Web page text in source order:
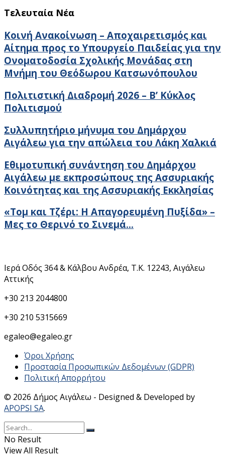
Τελευταία Νέα
Κοινή Ανακοίνωση – Αποχαιρετισμός και
Αίτημα προς το Υπουργείο Παιδείας για την
Ονοματοδοσία Σχολικής Μονάδας στη
Μνήμη του Θεόδωρου Κατσωνόπουλου
Πολιτιστική Διαδρομή 2026 – Β’ Κύκλος
Πολιτισμού
Συλλυπητήριο μήνυμα του Δημάρχου
Αιγάλεω για την απώλεια του Λάκη Χαλκιά
Εθιμοτυπική συνάντηση του Δημάρχου
Αιγάλεω με εκπροσώπους της Ασσυριακής
Κοινότητας και της Ασσυριακής Εκκλησίας
«Τομ και Τζέρι: Η Απαγορευμένη Πυξίδα» –
Μες το Θερινό το Σινεμά…
Ιερά Οδός 364 & Κάλβου Ανδρέα, Τ.Κ. 12243, Αιγάλεω
Αττικής
+30 213 2044800
+30 210 5315669
egaleo@egaleo.gr
Όροι Χρήσης
Προστασία Προσωπικών Δεδομένων (GDPR)
Πολιτική Απορρήτου
© 2026 Δήμος Αιγάλεω - Designed & Developed by
APOPSI SA.
No Result
View All Result